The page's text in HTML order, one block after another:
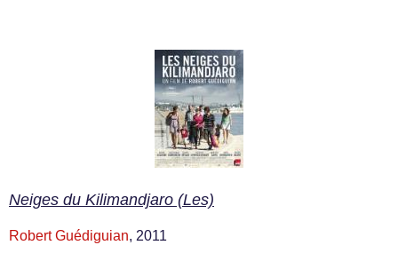
Neiges du Kilimandjaro (Les)
Robert Guédiguian, 2011